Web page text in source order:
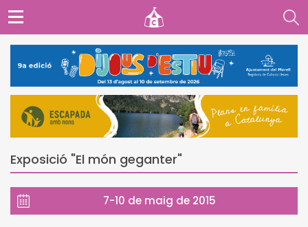
Exposició "El món geganter"
7-10 de maig de 2015